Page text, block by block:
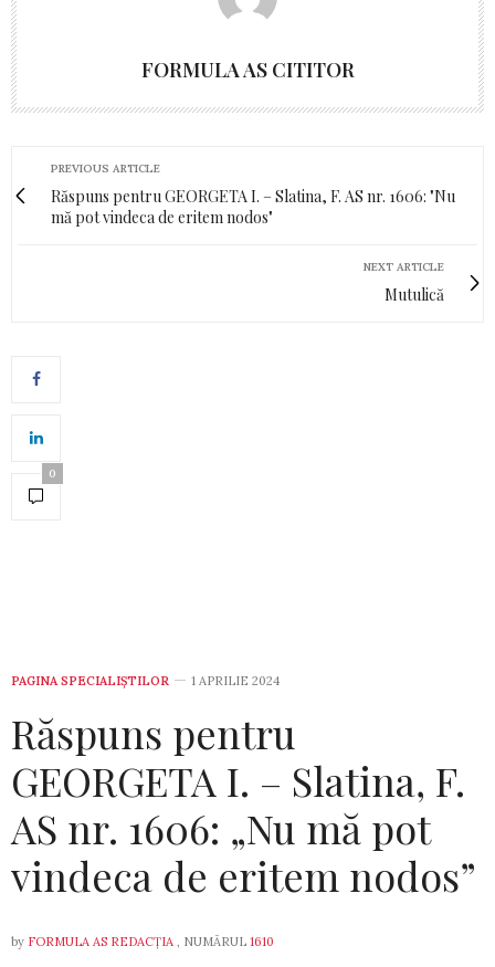
FORMULA AS CITITOR
PREVIOUS ARTICLE
Răspuns pentru GEORGETA I. – Slatina, F. AS nr. 1606: "Nu
mă pot vindeca de eritem nodos"
NEXT ARTICLE
Mutulică
0
PAGINA SPECIALIȘTILOR 1 APRILIE 2024
Răspuns pentru
GEORGETA I. – Slatina, F.
AS nr. 1606: „Nu mă pot
vindeca de eritem nodos”
by FORMULA AS REDACȚIA , NUMĂRUL 1610